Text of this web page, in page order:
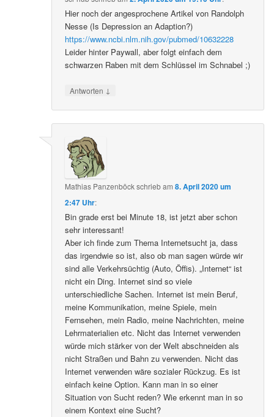
Hier noch der angesprochene Artikel von Randolph
Nesse (Is Depression an Adaption?)
https://www.ncbi.nlm.nih.gov/pubmed/10632228
Leider hinter Paywall, aber folgt einfach dem
schwarzen Raben mit dem Schlüssel im Schnabel ;)
Antworten ↓
Mathias Panzenböckschriebam8. April 2020 um
2:47 Uhr:
Bin grade erst bei Minute 18, ist jetzt aber schon
sehr interessant!
Aber ich finde zum Thema Internetsucht ja, dass
das irgendwie so ist, also ob man sagen würde wir
sind alle Verkehrsüchtig (Auto, Öffis). „Internet“ ist
nicht ein Ding. Internet sind so viele
unterschiedliche Sachen. Internet ist mein Beruf,
meine Kommunikation, meine Spiele, mein
Fernsehen, mein Radio, meine Nachrichten, meine
Lehrmaterialien etc. Nicht das Internet verwenden
würde mich stärker von der Welt abschneiden als
nicht Straßen und Bahn zu verwenden. Nicht das
Internet verwenden wäre sozialer Rückzug. Es ist
einfach keine Option. Kann man in so einer
Situation von Sucht reden? Wie erkennt man in so
einem Kontext eine Sucht?